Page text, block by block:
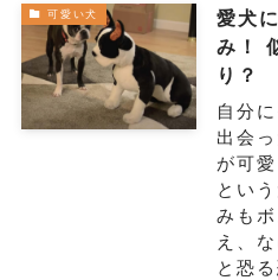
可愛い犬
愛犬
み！
り？
自分
出会
が可
とい
みも
え、
と恐